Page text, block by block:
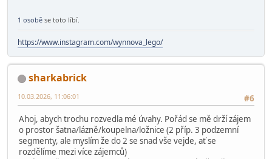
1 osobě se toto líbí.
https://www.instagram.com/wynnova_lego/
sharkabrick
#6
10.03.2026, 11:06:01
Ahoj, abych trochu rozvedla mé úvahy. Pořád se mě drží zájem
o prostor šatna/lázně/koupelna/ložnice (2 příp. 3 podzemní
segmenty, ale myslím že do 2 se snad vše vejde, ať se
rozdělíme mezi více zájemců)